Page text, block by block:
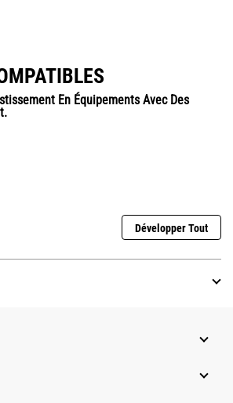
En Équipements Avec Des
Développer Tout